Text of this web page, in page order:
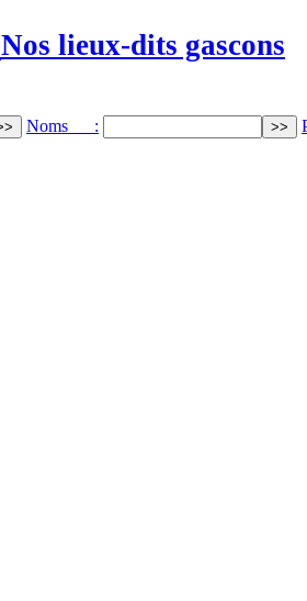
Nos lieux-dits gascons
Noms :